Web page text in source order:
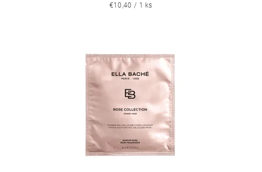
€10,40 / 1 ks